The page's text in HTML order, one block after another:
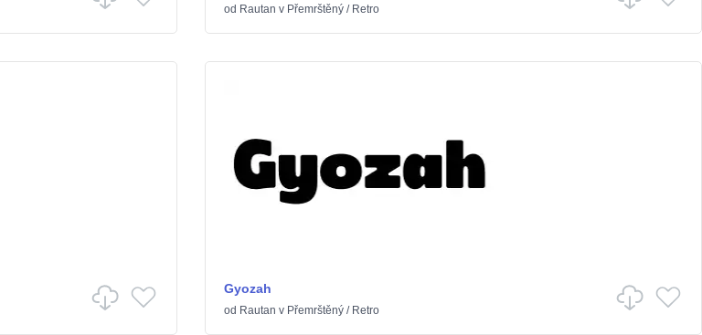
od Rautan v Přemrštěný/ Retro
Gyozah
od Rautan v Přemrštěný/ Retro